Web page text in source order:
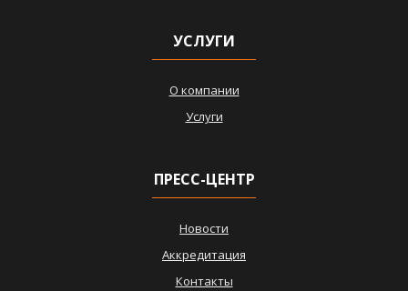
УСЛУГИ
О компании
Услуги
ПРЕСС-ЦЕНТР
Новости
Аккредитация
Контакты